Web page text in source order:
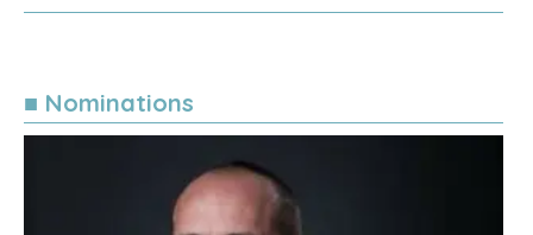
■ Nominations